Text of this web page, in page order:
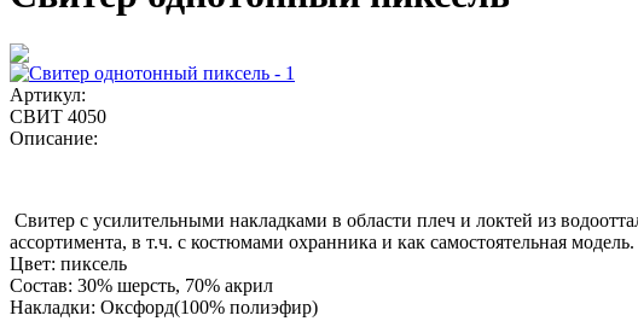
Артикул:
СВИТ 4050
Описание:
Свитер с усилительными накладками в области плеч и локтей из
ассортимента, в т.ч. с костюмами охранника и как самостоятельная модель.
Цвет: пиксель
Состав: 30% шерсть, 70% акрил
Накладки: Оксфорд(100% полиэфир)